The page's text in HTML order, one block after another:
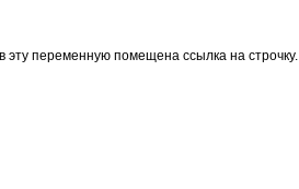
эту переменную помещена ссылка на строчку.